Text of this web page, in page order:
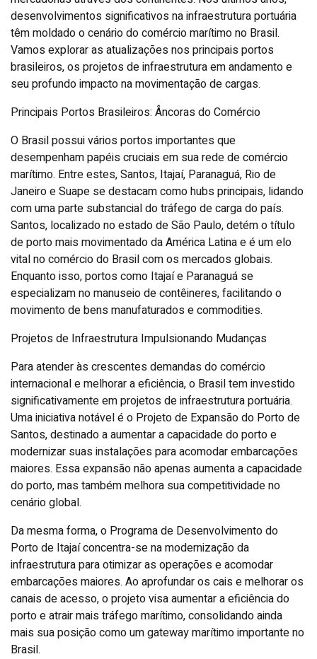
desenvolvimentos significativos na infraestrutura portuária
têm moldado o cenário do comércio marítimo no Brasil.
Vamos explorar as atualizações nos principais portos
brasileiros, os projetos de infraestrutura em andamento e
seu profundo impacto na movimentação de cargas.
Principais Portos Brasileiros: Âncoras do Comércio
O Brasil possui vários portos importantes que
desempenham papéis cruciais em sua rede de comércio
marítimo. Entre estes, Santos, Itajaí, Paranaguá, Rio de
Janeiro e Suape se destacam como hubs principais, lidando
com uma parte substancial do tráfego de carga do país.
Santos, localizado no estado de São Paulo, detém o título
de porto mais movimentado da América Latina e é um elo
vital no comércio do Brasil com os mercados globais.
Enquanto isso, portos como Itajaí e Paranaguá se
especializam no manuseio de contêineres, facilitando o
movimento de bens manufaturados e commodities.
Projetos de Infraestrutura Impulsionando Mudanças
Para atender às crescentes demandas do comércio
internacional e melhorar a eficiência, o Brasil tem investido
significativamente em projetos de infraestrutura portuária.
Uma iniciativa notável é o Projeto de Expansão do Porto de
Santos, destinado a aumentar a capacidade do porto e
modernizar suas instalações para acomodar embarcações
maiores. Essa expansão não apenas aumenta a capacidade
do porto, mas também melhora sua competitividade no
cenário global.
Da mesma forma, o Programa de Desenvolvimento do
Porto de Itajaí concentra-se na modernização da
infraestrutura para otimizar as operações e acomodar
embarcações maiores. Ao aprofundar os cais e melhorar os
canais de acesso, o projeto visa aumentar a eficiência do
porto e atrair mais tráfego marítimo, consolidando ainda
mais sua posição como um gateway marítimo importante no
Brasil.